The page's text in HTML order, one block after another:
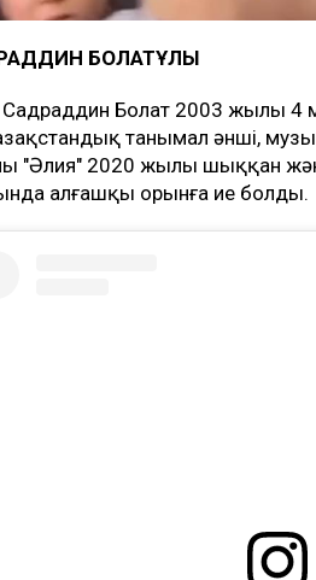
БОЛАТҰЛЫ
Болат 2003 жылы 4
танымал әнші,
"Әлия" 2020 жылы шыққан
алғашқы орынға ие болды.